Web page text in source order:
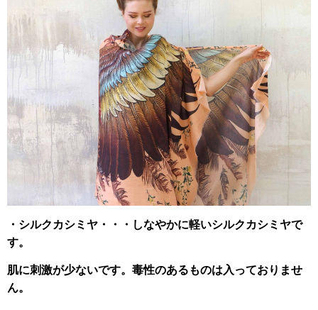
・シルクカシミヤ・・・しなやかに軽いシルクカシミヤで
す。
肌に刺激が少ないです。 毒性のあるものは入っておりませ
ん。